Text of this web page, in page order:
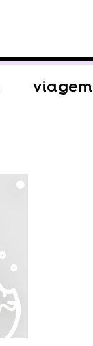
viagem